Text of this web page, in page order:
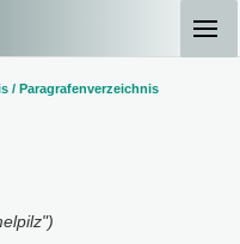
/ Paragrafenverzeichnis